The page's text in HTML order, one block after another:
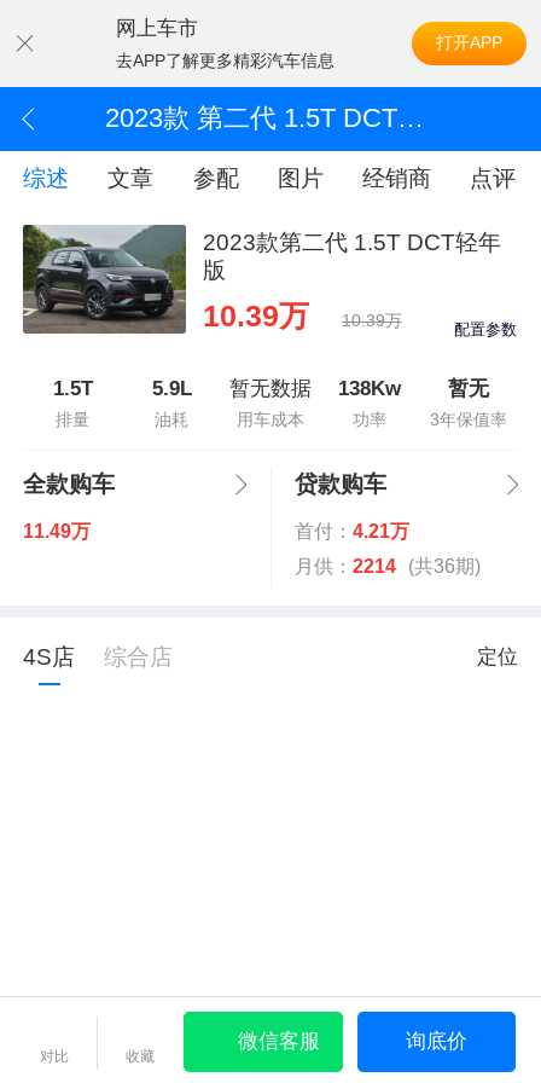
网上车市
去APP了解更多精彩汽车信息
打开APP
2023款 第二代 1.5T DCT轻年版
综述 文章 参配 图片 经销商 点评
2023款第二代 1.5T DCT轻年
版
10.39万 10.39万 配置参数
1.5T
排量
5.9L
油耗
暂无数据
用车成本
138Kw
功率
暂无
3年保值率
全款购车
11.49万
贷款购车
首付： 4.21万
月供： 2214 (共36期)
4S店 综合店 定位
对比 收藏
微信客服 询底价